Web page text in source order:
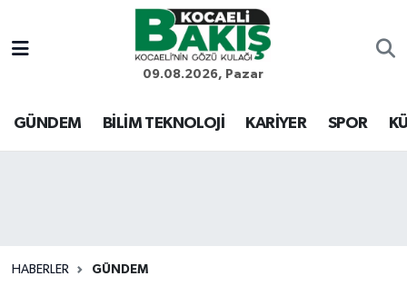
09.08.2026, Pazar
GÜNDEM BİLİM TEKNOLOJİ KARİYER SPOR
HABERLER GÜNDEM
Kocaeli Nöbetçi Eczaneler
Kocaeli Hava Durumu